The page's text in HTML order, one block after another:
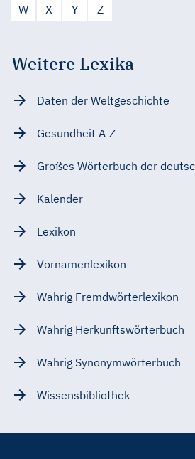
W
X Y Z
Weitere Lexika
Daten der Weltgeschichte
Gesundheit A-Z
Großes Wörterbuch der
Kalender
Lexikon
Vornamenlexikon
Wahrig Fremdwörterlexikon
Wahrig Herkunftswörterbuch
Wahrig Synonymwörterbuch
Wissensbibliothek